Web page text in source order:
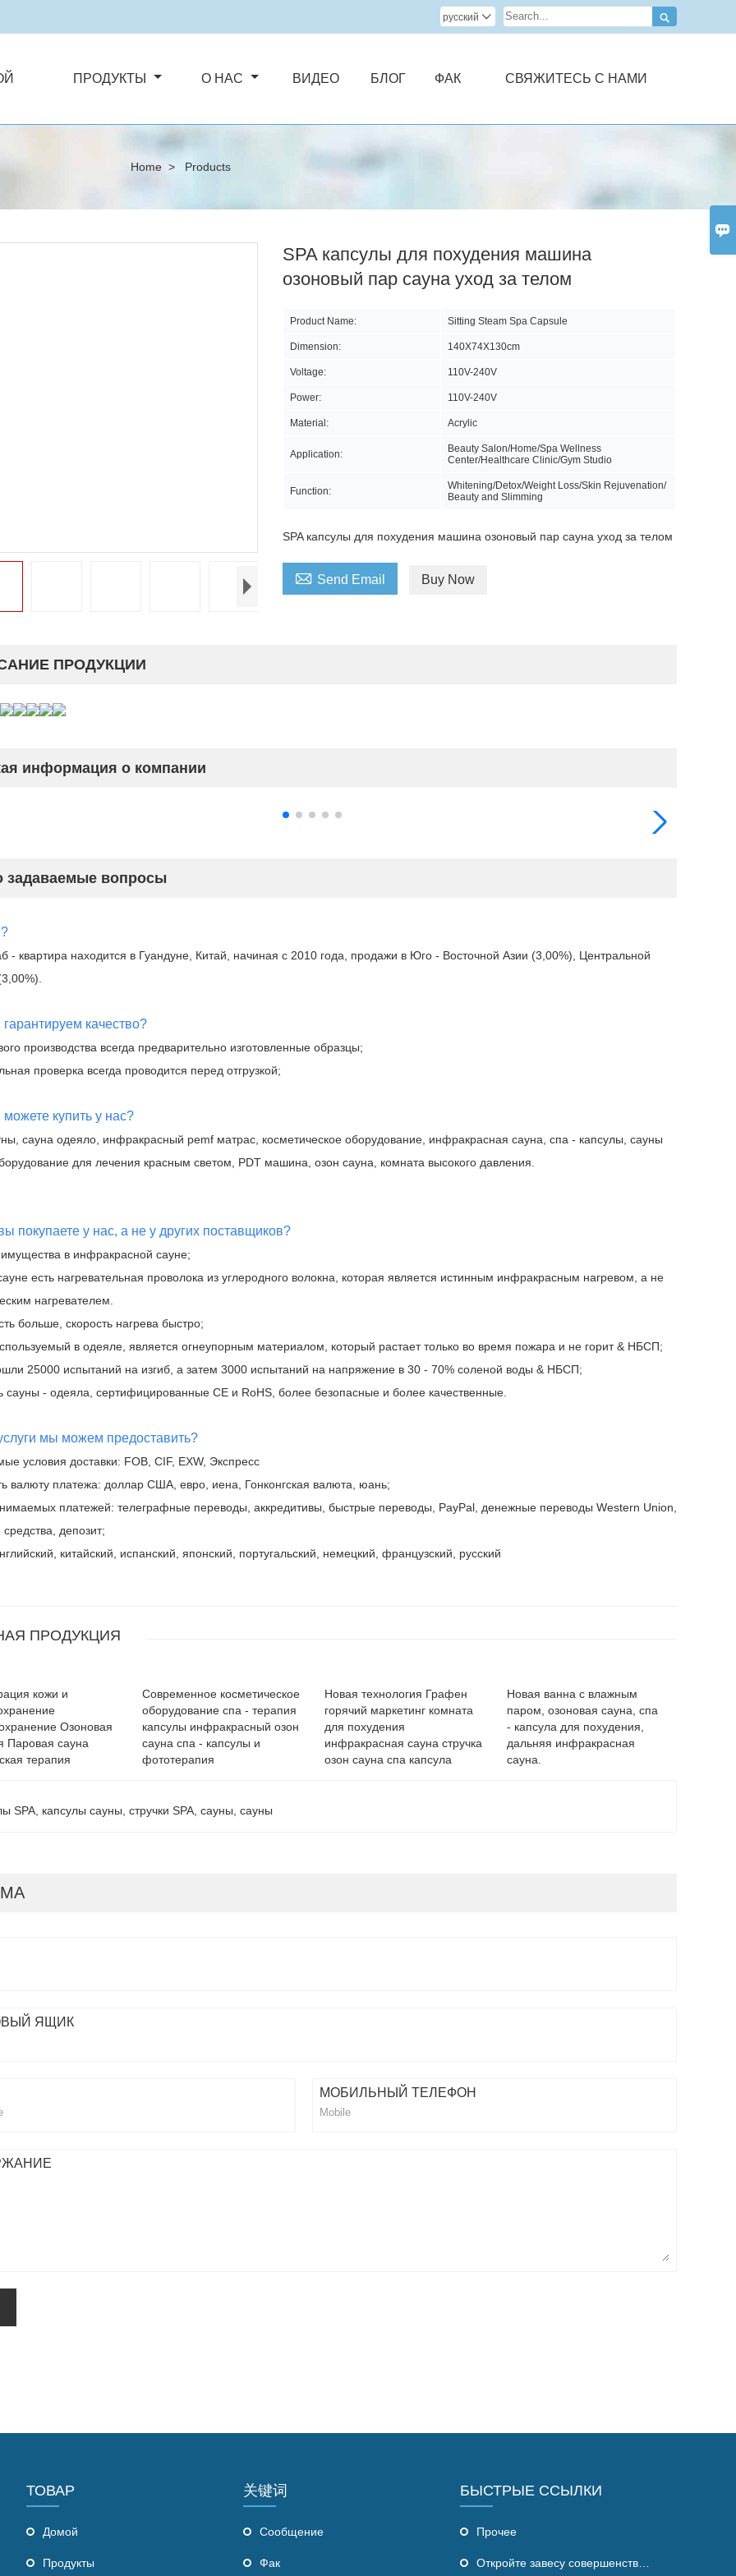

русский 
ПРОДУКТЫ О НАС ВИДЕО БЛОГ ФАК СВЯЖИТЕСЬ С НАМИ
Home > Products
SPA капсулы для похудения машина
озоновый пар сауна уход за телом
Product Name: Sitting Steam Spa Capsule
Dimension: 140X74X130cm
Voltage: 110V-240V
Power: 110V-240V
Material: Acrylic
Application:
Beauty Salon/Home/Spa Wellness
Center/Healthcare Clinic/Gym Studio
Function:
Whitening/Detox/Weight Loss/Skin Rejuvenation/
Beauty and Slimming
SPA капсулы для похудения машина озоновый пар сауна уход за телом
 Send Email Buy Now
ПРОДУКЦИИ
информация о компании
задаваемые вопросы
- квартира находится в Гуандуне, Китай, начиная с 2010 года, продажи в Юго - Восточной Азии (3,00%), Центральной
качество?
производства всегда предварительно изготовленные образцы;
проверка всегда проводится перед отгрузкой;
купить у нас?
сауна одеяло, инфракрасный pemf матрас, косметическое оборудование, инфракрасная сауна, спа - капсулы, сауны
для лечения красным светом, PDT машина, озон сауна, комната высокого давления.
покупаете у нас, а не у других поставщиков?
в инфракрасной сауне;
есть нагревательная проволока из углеродного волокна, которая является истинным инфракрасным нагревом, а не
нагревателем.
больше, скорость нагрева быстро;
в одеяле, является огнеупорным материалом, который растает только во время пожара и не горит & НБСП;
25000 испытаний на изгиб, а затем 3000 испытаний на напряжение в 30 - 70% соленой воды & НБСП;
сауны - одеяла, сертифицированные CE и RoHS, более безопасные и более качественные.
мы можем предоставить?
условия доставки: FOB, CIF, EXW, Экспресс
валюту платежа: доллар США, евро, иена, Гонконгская валюта, юань;
платежей: телеграфные переводы, аккредитивы, быстрые переводы, PayPal, денежные переводы Western Union,
депозит;
китайский, испанский, японский, португальский, немецкий, французский, русский
ПРОДУКЦИЯ
кожи и
Озоновая
Паровая сауна
терапия
Современное косметическое
оборудование спа - терапия
капсулы инфракрасный озон
сауна спа - капсулы и
фототерапия
Новая технология Графен
горячий маркетинг комната
для похудения
инфракрасная сауна стручка
озон сауна спа капсула
Новая ванна с влажным
паром, озоновая сауна, спа
- капсула для похудения,
дальняя инфракрасная
сауна.
SPA, капсулы сауны, стручки SPA, сауны, сауны
ЯЩИК
МОБИЛЬНЫЙ ТЕЛЕФОН
ТОВАР
Домой
Продукты
关键词
Сообщение
Фак
БЫСТРЫЕ ССЫЛКИ
Прочее
Откройте завесу совершенства для купола инфракрасной сауны
